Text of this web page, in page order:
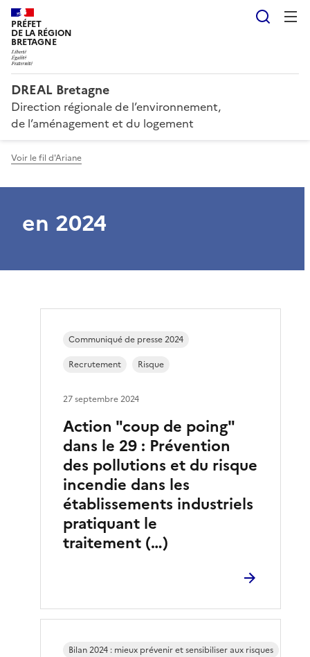
PRÉFET
DE LA RÉGION
BRETAGNE
DREAL Bretagne
Direction régionale de l’environnement,
de l’aménagement et du logement
Voir le fil d'Ariane
en 2024
Action "coup de poing"
dans le 29 : Prévention
des pollutions et du risque
incendie dans les
établissements industriels
pratiquant le
traitement (…)
Communiqué de presse 2024
Recrutement
Risque
27 septembre 2024
Bilan 2024 : mieux prévenir et sensibiliser aux risques